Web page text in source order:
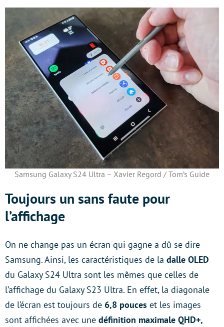
Samsung Galaxy S24 Ultra – Xavier Regord / Tom’s Guide
Toujours un sans faute pour
l’affichage
On ne change pas un écran qui gagne a dû se dire
Samsung. Ainsi, les caractéristiques de la dalle OLED
du Galaxy S24 Ultra sont les mêmes que celles de
l’affichage du Galaxy S23 Ultra. En effet, la diagonale
de l’écran est toujours de 6,8 pouces et les images
sont affichées avec une définition maximale QHD+,